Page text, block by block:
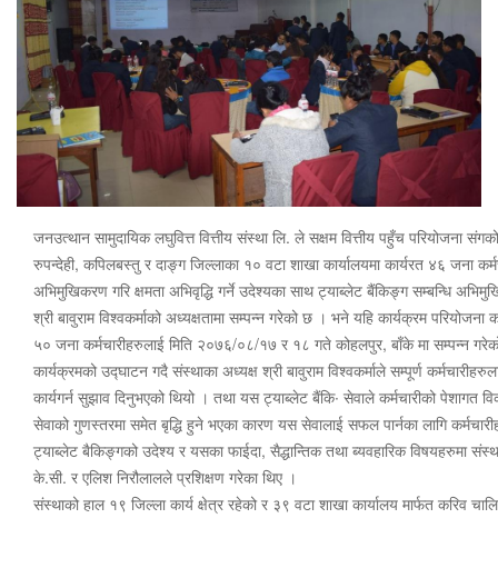
जनउत्थान सामुदायिक लघुवित्त वित्तीय संस्था लि. ले सक्षम वित्तीय पहुँच परियोजना
रुपन्देही, कपिलबस्तु र दाङ्ग जिल्लाका १० वटा शाखा कार्यालयमा कार्यरत ४६ जना
अभिमुखिकरण गरि क्षमता अभिवृद्धि गर्ने उदेश्यका साथ ट्याब्लेट बैंकिङ्ग सम्बन्धि
श्री बावुराम विश्वकर्माको अध्यक्षतामा सम्पन्न गरेको छ । भने यहि कार्यक्रम
५० जना कर्मचारीहरुलाई मिति २०७६/०८/१७ र १८ गते कोहलपुर, बाँके मा सम्पन्न
कार्यक्रमको उद्घाटन गदै संस्थाका अध्यक्ष श्री बावुराम विश्वकर्माले सम्पूर्ण
कार्यगर्न सुझाव दिनुभएको थियो । तथा यस ट्याब्लेट बैंकि∙ सेवाले कर्मचारीको
सेवाको गुणस्तरमा समेत बृद्धि हुने भएका कारण यस सेवालाई सफल पार्नका लागि
ट्याब्लेट बैकिङ्गको उदेश्य र यसका फाईदा, सैद्धान्तिक तथा ब्यवहारिक विषयहरुमा
के.सी. र एलिश निरौलालले प्रशिक्षण गरेका थिए ।
संस्थाको हाल १९ जिल्ला कार्य क्षेत्र रहेको र ३९ वटा शाखा कार्यालय मार्फत करिव